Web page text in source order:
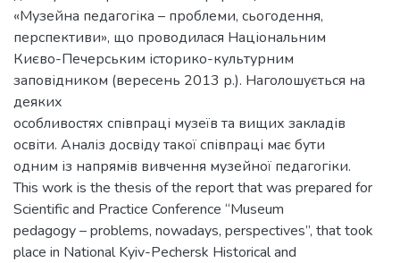
«Музейна педагогіка – проблеми, сьогодення,
перспективи», що проводилася Національним
Києво-Печерським історико-культурним
заповідником (вересень 2013 р.). Наголошується на
деяких
особливостях співпраці музеїв та вищих закладів
освіти. Аналіз досвіду такої співпраці має бути
одним із напрямів вивчення музейної педагогіки.
This work is the thesis of the report that was prepared for
Scientific and Practice Conference “Museum
pedagogy – problems, nowadays, perspectives”, that took
place in National Kyiv-Pechersk Historical and